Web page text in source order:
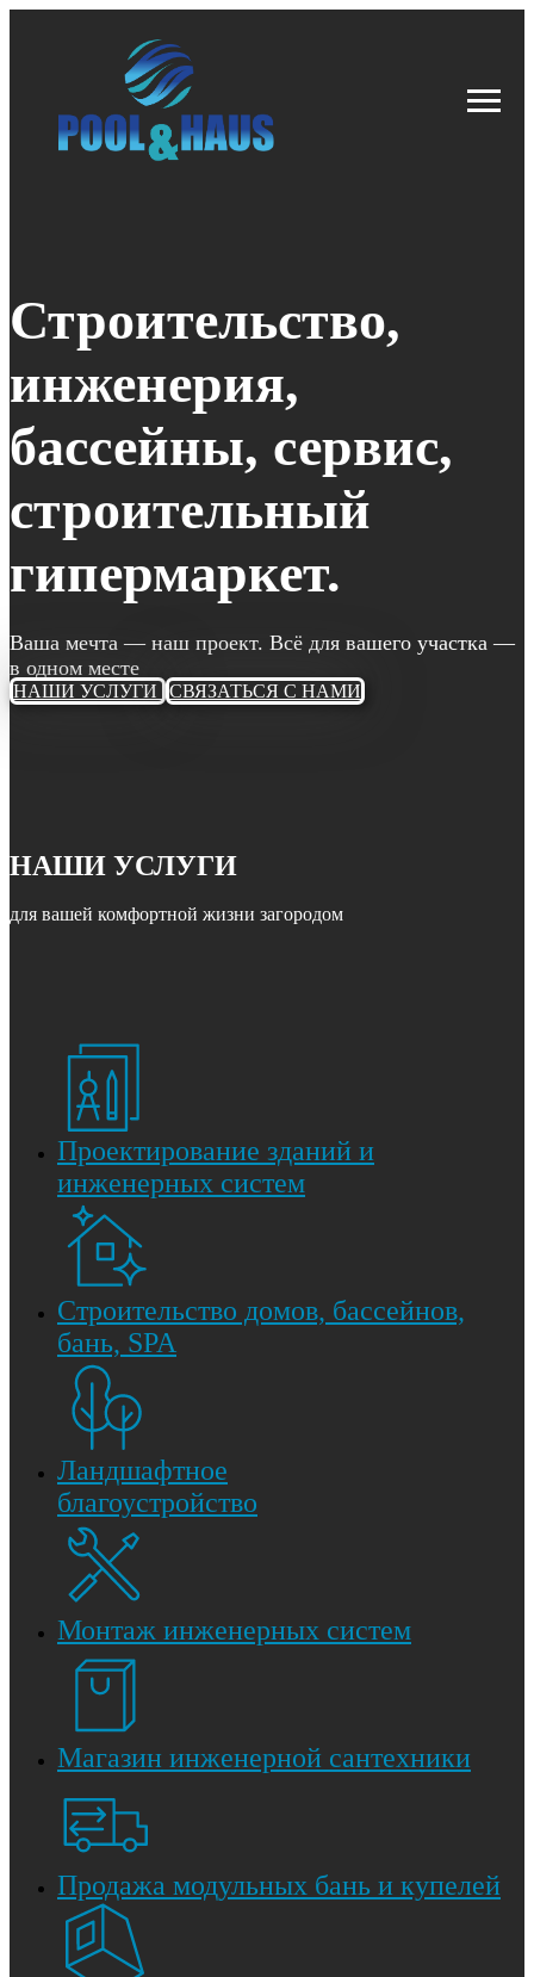
Строительство,
инженерия,
бассейны, сервис,
строительный
гипермаркет.
Ваша мечта — наш проект. Всё для вашего участка —
в одном месте
НАШИ УСЛУГИ СВЯЗАТЬСЯ С НАМИ
НАШИ УСЛУГИ
для вашей комфортной жизни загородом
Проектирование зданий и
инженерных систем
Строительство домов, бассейнов,
бань, SPA
Ландшафтное
благоустройство
Монтаж инженерных систем
Магазин инженерной сантехники
Продажа модульных бань и купелей